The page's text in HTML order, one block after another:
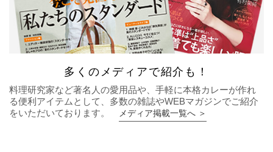
多くのメディアで紹介も！
料理研究家など著名人の愛用品や、手軽に本格カレーが作れ
る便利アイテムとして、多数の雑誌やWEBマガジンでご紹介
をいただいております。
メディア掲載一覧へ ＞